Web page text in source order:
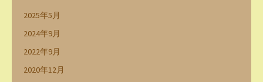
2025年5月
2024年9月
2022年9月
2020年12月